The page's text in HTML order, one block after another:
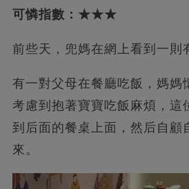
可憐指數：★★★
前些天，兜媽在網上看到一則
有一對父母在餐廳吃飯，媽媽
考慮到抱著寶寶吃飯麻煩，這
到后面的餐桌上面，然后自顧
來。